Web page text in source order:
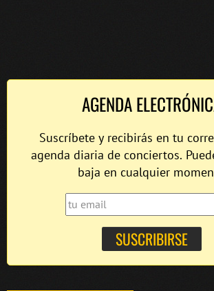
AGENDA
Suscríbete y recibirás en tu
agenda diaria de conciertos.
baja en cualquier